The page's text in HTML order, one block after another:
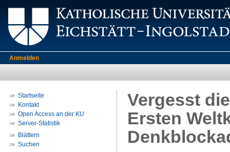
Anmelden
Startseite
Kontakt
Open Access an der KU
Server-Statistik
Blättern
Suchen
Vergesst
Ersten